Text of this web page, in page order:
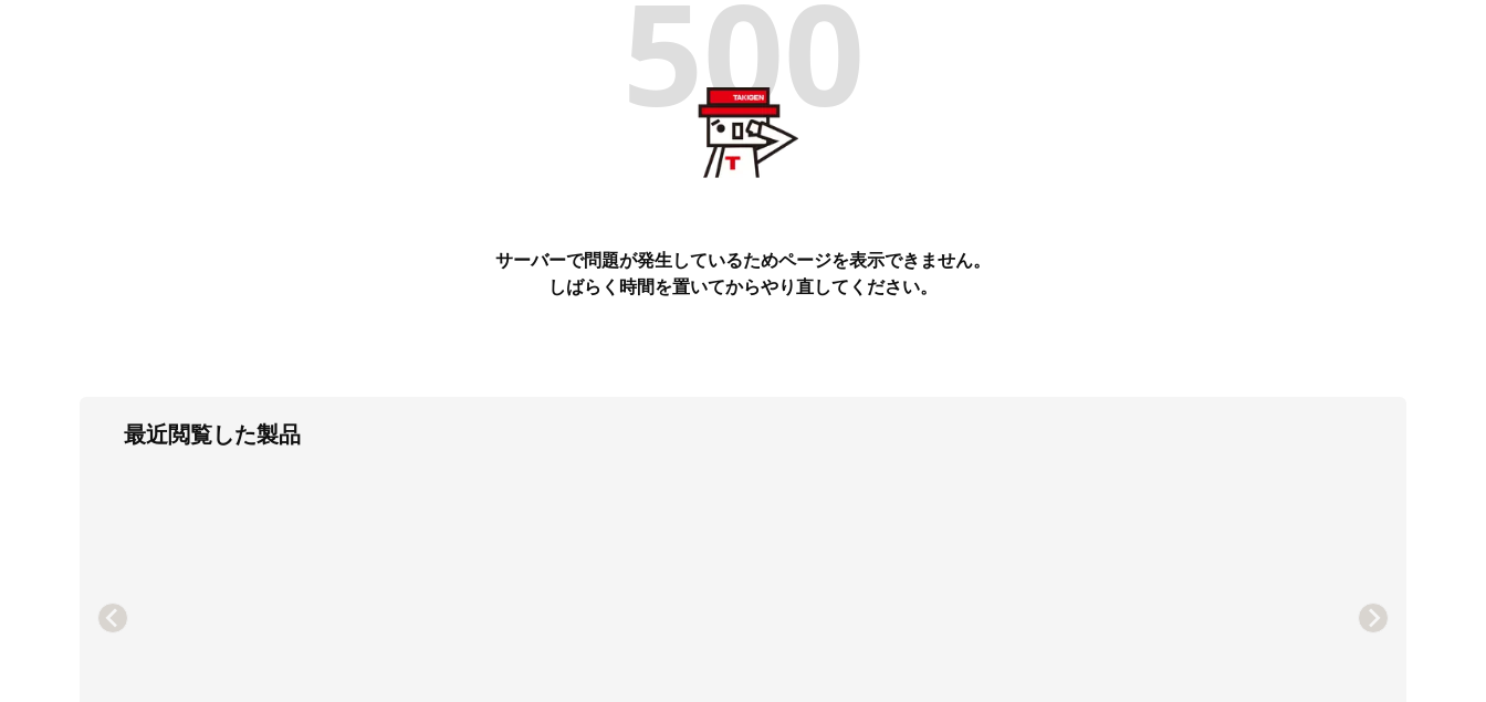
500
サーバーで問題が発生しているためページを表示できません。
しばらく時間を置いてからやり直してください。
最近閲覧した製品